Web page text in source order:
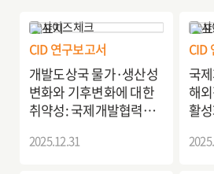
CID 연구보고서
개발도상국 물가·생산성
변화와 기후변화에 대한
취약성: 국제개발협력
2025.12.31
CID
국
해
활